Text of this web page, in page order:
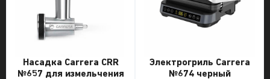
Насадка Carrera CRR
№657 для измельчения
Электрогриль Carrera
№674 черный